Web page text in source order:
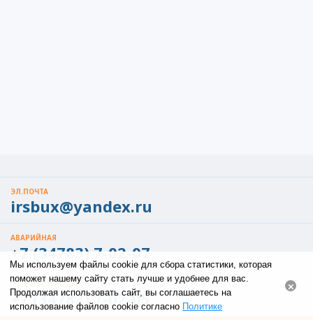
ЭЛ.ПОЧТА
irsbux@yandex.ru
АВАРИЙНАЯ
+7 (34783) 7-02-07
ПО ВСЕМ ВОПРОСАМ
+7 (34783) 7-02-05
Мы используем файлы cookie для сбора статистики, которая
поможет нашему сайту стать лучше и удобнее для вас.
Продолжая использовать сайт, вы соглашаетесь на
использование файлов cookie согласно Политике
×